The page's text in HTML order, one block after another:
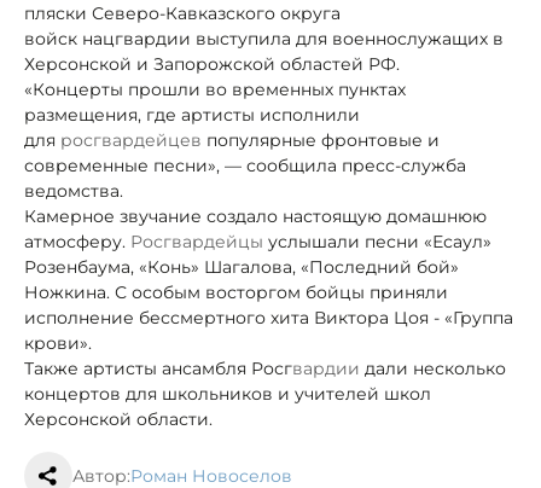
пляски Северо-Кавказского округа
войск нацгвардии выступила для военнослужащих в
Херсонской и Запорожской областей РФ.
«Концерты прошли во временных пунктах
размещения, где артисты исполнили
для росгвардейцев популярные фронтовые и
современные песни», — сообщила пресс-служба
ведомства.
Камерное звучание создало настоящую домашнюю
атмосферу. Росгвардейцы услышали песни «Есаул»
Розенбаума, «Конь» Шагалова, «Последний бой»
Ножкина. С особым восторгом бойцы приняли
исполнение бессмертного хита Виктора Цоя - «Группа
крови».
Также артисты ансамбля Росгвардии дали несколько
концертов для школьников и учителей школ
Херсонской области.
Автор:Роман Новоселов